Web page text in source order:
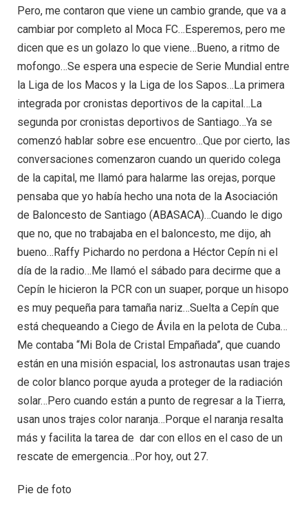
Pero, me contaron que viene un cambio grande, que va a
cambiar por completo al Moca FC…Esperemos, pero me
dicen que es un golazo lo que viene…Bueno, a ritmo de
mofongo…Se espera una especie de Serie Mundial entre
la Liga de los Macos y la Liga de los Sapos…La primera
integrada por cronistas deportivos de la capital…La
segunda por cronistas deportivos de Santiago…Ya se
comenzó hablar sobre ese encuentro…Que por cierto, las
conversaciones comenzaron cuando un querido colega
de la capital, me llamó para halarme las orejas, porque
pensaba que yo había hecho una nota de la Asociación
de Baloncesto de Santiago (ABASACA)…Cuando le digo
que no, que no trabajaba en el baloncesto, me dijo, ah
bueno…Raffy Pichardo no perdona a Héctor Cepín ni el
día de la radio…Me llamó el sábado para decirme que a
Cepín le hicieron la PCR con un suaper, porque un hisopo
es muy pequeña para tamaña nariz…Suelta a Cepín que
está chequeando a Ciego de Ávila en la pelota de Cuba…
Me contaba “Mi Bola de Cristal Empañada”, que cuando
están en una misión espacial, los astronautas usan trajes
de color blanco porque ayuda a proteger de la radiación
solar…Pero cuando están a punto de regresar a la Tierra,
usan unos trajes color naranja…Porque el naranja resalta
más y facilita la tarea de dar con ellos en el caso de un
rescate de emergencia…Por hoy, out 27.
Pie de foto